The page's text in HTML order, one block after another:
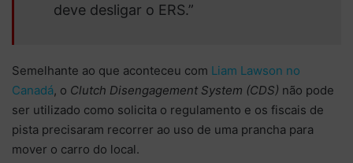
deve desligar o ERS.”
Semelhante ao que aconteceu com Liam Lawson no
Canadá, o Clutch Disengagement System (CDS) não pode
ser utilizado como solicita o regulamento e os fiscais de
pista precisaram recorrer ao uso de uma prancha para
mover o carro do local.